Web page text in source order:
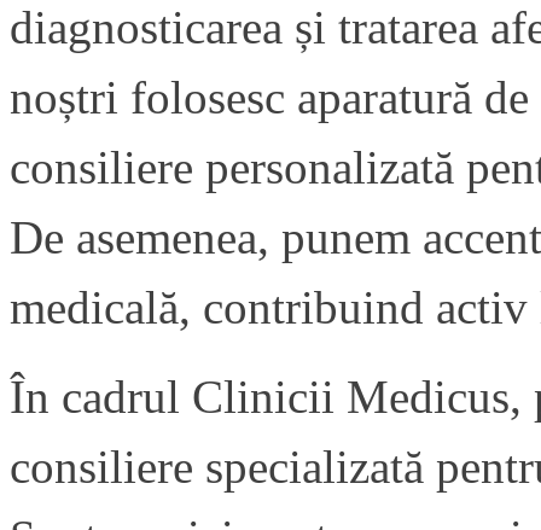
diagnosticarea și tratarea
noștri folosesc aparatură
consiliere personalizată
De asemenea, punem
medicală, contribuind activ
În cadrul Clinicii Medicus,
consiliere specializată